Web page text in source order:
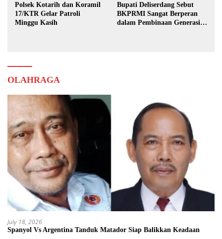
Polsek Kotarih dan Koramil
17/KTR Gelar Patroli
Minggu Kasih
Bupati Deliserdang Sebut
BKPRMI Sangat Berperan
dalam Pembinaan Generasi
OLAHRAGA
July 18, 2026
Spanyol Vs Argentina Tanduk Matador Siap Balikkan Keadaan